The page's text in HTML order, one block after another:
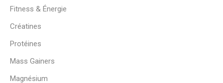
Fitness & Énergie
Créatines
Protéines
Mass Gainers
Magnésium